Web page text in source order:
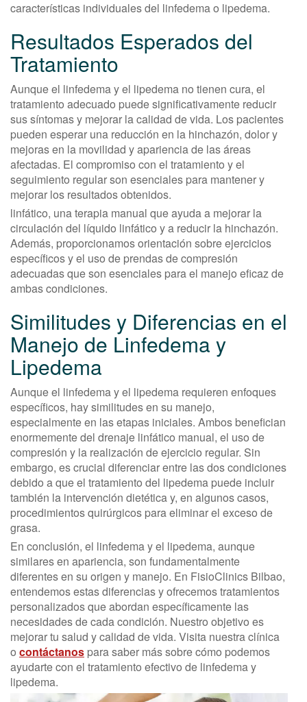
características individuales del linfedema o lipedema.
Resultados Esperados del
Tratamiento
Aunque el linfedema y el lipedema no tienen cura, el
tratamiento adecuado puede significativamente reducir
sus síntomas y mejorar la calidad de vida. Los pacientes
pueden esperar una reducción en la hinchazón, dolor y
mejoras en la movilidad y apariencia de las áreas
afectadas. El compromiso con el tratamiento y el
seguimiento regular son esenciales para mantener y
mejorar los resultados obtenidos.
linfático, una terapia manual que ayuda a mejorar la
circulación del líquido linfático y a reducir la hinchazón.
Además, proporcionamos orientación sobre ejercicios
específicos y el uso de prendas de compresión
adecuadas que son esenciales para el manejo eficaz de
ambas condiciones.
Similitudes y Diferencias en el
Manejo de Linfedema y
Lipedema
Aunque el linfedema y el lipedema requieren enfoques
específicos, hay similitudes en su manejo,
especialmente en las etapas iniciales. Ambos benefician
enormemente del drenaje linfático manual, el uso de
compresión y la realización de ejercicio regular. Sin
embargo, es crucial diferenciar entre las dos condiciones
debido a que el tratamiento del lipedema puede incluir
también la intervención dietética y, en algunos casos,
procedimientos quirúrgicos para eliminar el exceso de
grasa.
En conclusión, el linfedema y el lipedema, aunque
similares en apariencia, son fundamentalmente
diferentes en su origen y manejo. En FisioClinics Bilbao,
entendemos estas diferencias y ofrecemos tratamientos
personalizados que abordan específicamente las
necesidades de cada condición. Nuestro objetivo es
mejorar tu salud y calidad de vida. Visita nuestra clínica
o contáctanos para saber más sobre cómo podemos
ayudarte con el tratamiento efectivo de linfedema y
lipedema.